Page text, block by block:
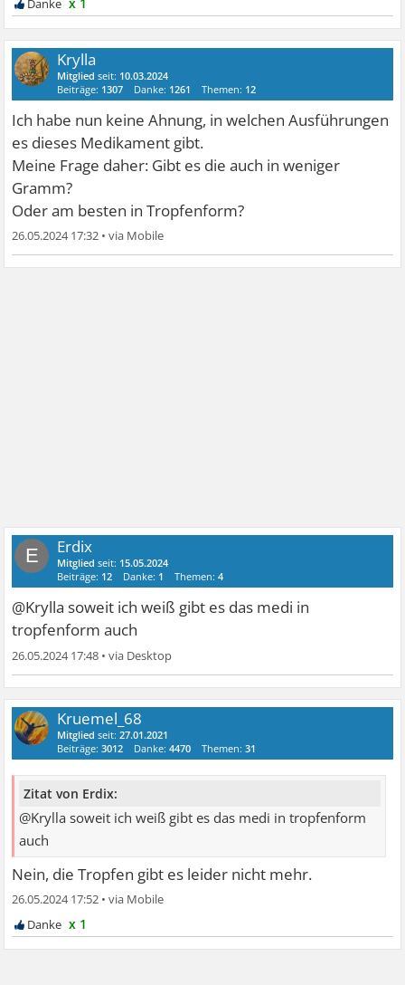
x 1
Krylla
Mitglied seit: 10.03.2024
Beiträge: 1307 Danke: 1261 Themen: 12
Ich habe nun keine Ahnung, in welchen Ausführungen
es dieses Medikament gibt.
Meine Frage daher: Gibt es die auch in weniger
Gramm?
Oder am besten in Tropfenform?
26.05.2024 17:32 •
E Erdix
Mitglied seit: 15.05.2024
Beiträge: 12 Danke: 1 Themen:4
@Krylla soweit ich weiß gibt es das medi in
tropfenform auch
26.05.2024 17:48 •
Kruemel_68
Mitglied seit:27.01.2021
Beiträge:3012 Danke:4470 Themen:31
Zitat von Erdix:
@Krylla soweit ich weiß gibt es das medi in tropfenform
auch
Nein, die Tropfen gibt es leider nicht mehr.
26.05.2024 17:52 •
x 1